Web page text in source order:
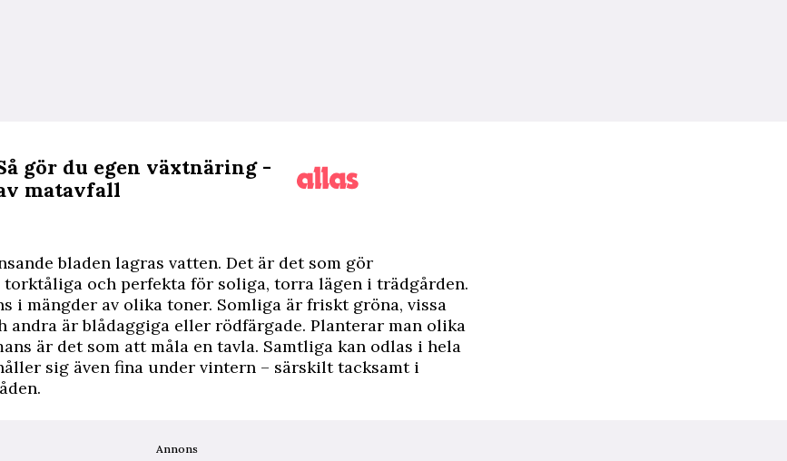
gör du egen växtnäring -
matavfall
bladen lagras vatten. Det är det som gör
och perfekta för soliga, torra lägen i trädgården.
i mängder av olika toner. Somliga är friskt gröna, vissa
andra är blådaggiga eller rödfärgade. Planterar man olika
är det som att måla en tavla. Samtliga kan odlas i hela
sig även fina under vintern – särskilt tacksamt i
Annons